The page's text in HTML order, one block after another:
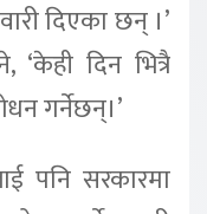
दिएका छन् ।’
दिन भित्रै
गर्नेछन्।’
पनि सरकारमा